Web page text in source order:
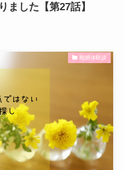
ました【第27話】
離婚体験談